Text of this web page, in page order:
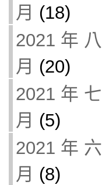
月 (18)
2021 年 八
月 (20)
2021 年 七
月 (5)
2021 年 六
月 (8)